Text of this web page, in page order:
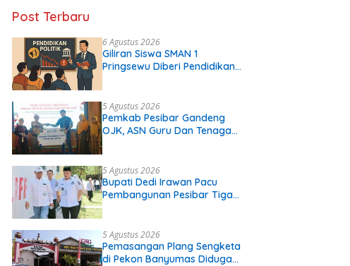
Post Terbaru
6 Agustus 2026
Giliran Siswa SMAN 1
Pringsewu Diberi Pendidikan
5 Agustus 2026
Pemkab Pesibar Gandeng
OJK, ASN Guru Dan Tenaga
5 Agustus 2026
Bupati Dedi Irawan Pacu
Pembangunan Pesibar Tiga
Diperjuangkan.
5 Agustus 2026
Pemasangan Plang Sengketa
di Pekon Banyumas Diduga